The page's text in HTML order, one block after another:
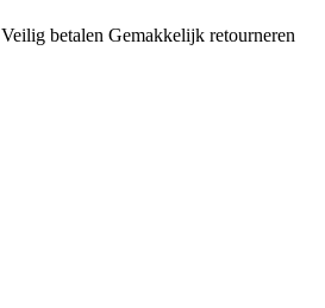
Veilig betalen Gemakkelijk retourneren